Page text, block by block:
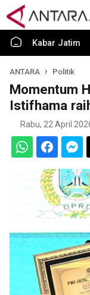
Kabar Jatim
ANTARA Politik
Momentum
Istifhama
Rabu, 22 April